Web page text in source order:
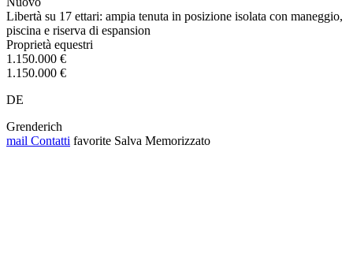
Libertà su 17 ettari: ampia tenuta in posizione isolata con maneggio,
piscina e riserva di espansion
Proprietà equestri
1.150.000 €
1.150.000 €
DE
Grenderich
mail Contatti favorite Salva Memorizzato